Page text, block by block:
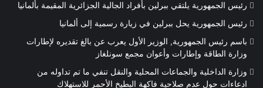
رئيس الجمهورية يلتقي ببرلين بأفراد الجالية الجزائرية المقيمة بألمانيا
رئيس الجمهورية يحل ببرلين في زيارة رسمية إلى ألمانيا
باسم رئيس الجمهورية, الوزير الأول يعرب عن بالغ تقديره لإطارات
وزارة الطاقة وإطارات وأعوان مجمع سونلغاز
وزارة الداخلية والجماعات المحلية والنقل تنفي ما تم تداوله من
ادعاءات حول عدم صلاحية فاكهة البطيخ الأحمر للاستهلاك